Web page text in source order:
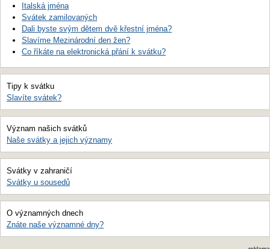
Italská jména
Svátek zamilovaných
Dali byste svým dětem dvě křestní jména?
Slavíme Mezinárodní den žen?
Co říkáte na elektronická přání k svátku?
Tipy k svátku
Slavíte svátek?
Význam našich svátků
Naše svátky a jejich významy
Svátky v zahraničí
Svátky u sousedů
O významných dnech
Znáte naše významné dny?